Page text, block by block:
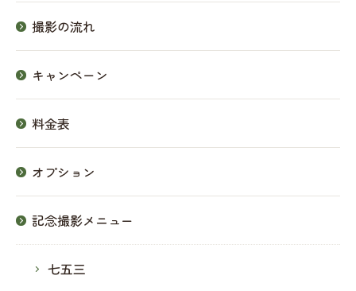
撮影の流れ
キャンペーン
料金表
オプション
記念撮影メニュー
七五三